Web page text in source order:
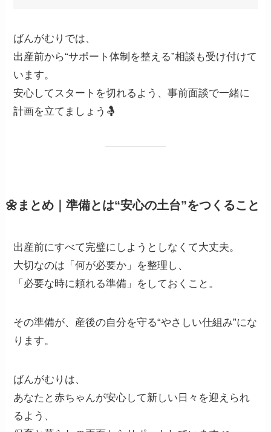
ばんがむりでは、
出産前から“サポート体制を整える”相談も受け付けて
います。
安心してスタートを切れるよう、事前面談で一緒に
計画を立てましょう🤱
🌼まとめ｜準備とは“安心の土台”をつくること
出産前にすべて完璧にしようとしなくて大丈夫。
大切なのは「何が必要か」を整理し、
「必要な時に頼れる準備」をしておくこと。
その準備が、産後の自分を守る“やさしい仕組み”にな
ります。
ばんがむりは、
あなたと赤ちゃんが安心して新しい日々を迎えられ
るよう、